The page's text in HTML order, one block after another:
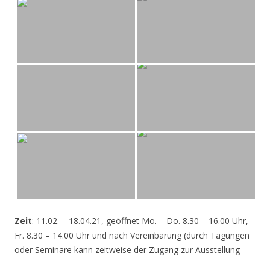
Zeit: 11.02. – 18.04.21, geöffnet Mo. – Do. 8.30 – 16.00 Uhr,
Fr. 8.30 – 14.00 Uhr und nach Vereinbarung (durch Tagungen
oder Seminare kann zeitweise der Zugang zur Ausstellung